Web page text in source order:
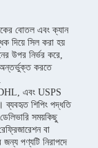
বোতল এবং ক্যান
দিয়ে সিল করা হয়
উপর নির্ভর করে,
অন্তর্ভুক্ত করতে
DHL, এবং USPS
ব্যবহৃত শিপিং পদ্ধতি
সময়কিছু
বা
জন্য পণ্যটি নিরাপদে